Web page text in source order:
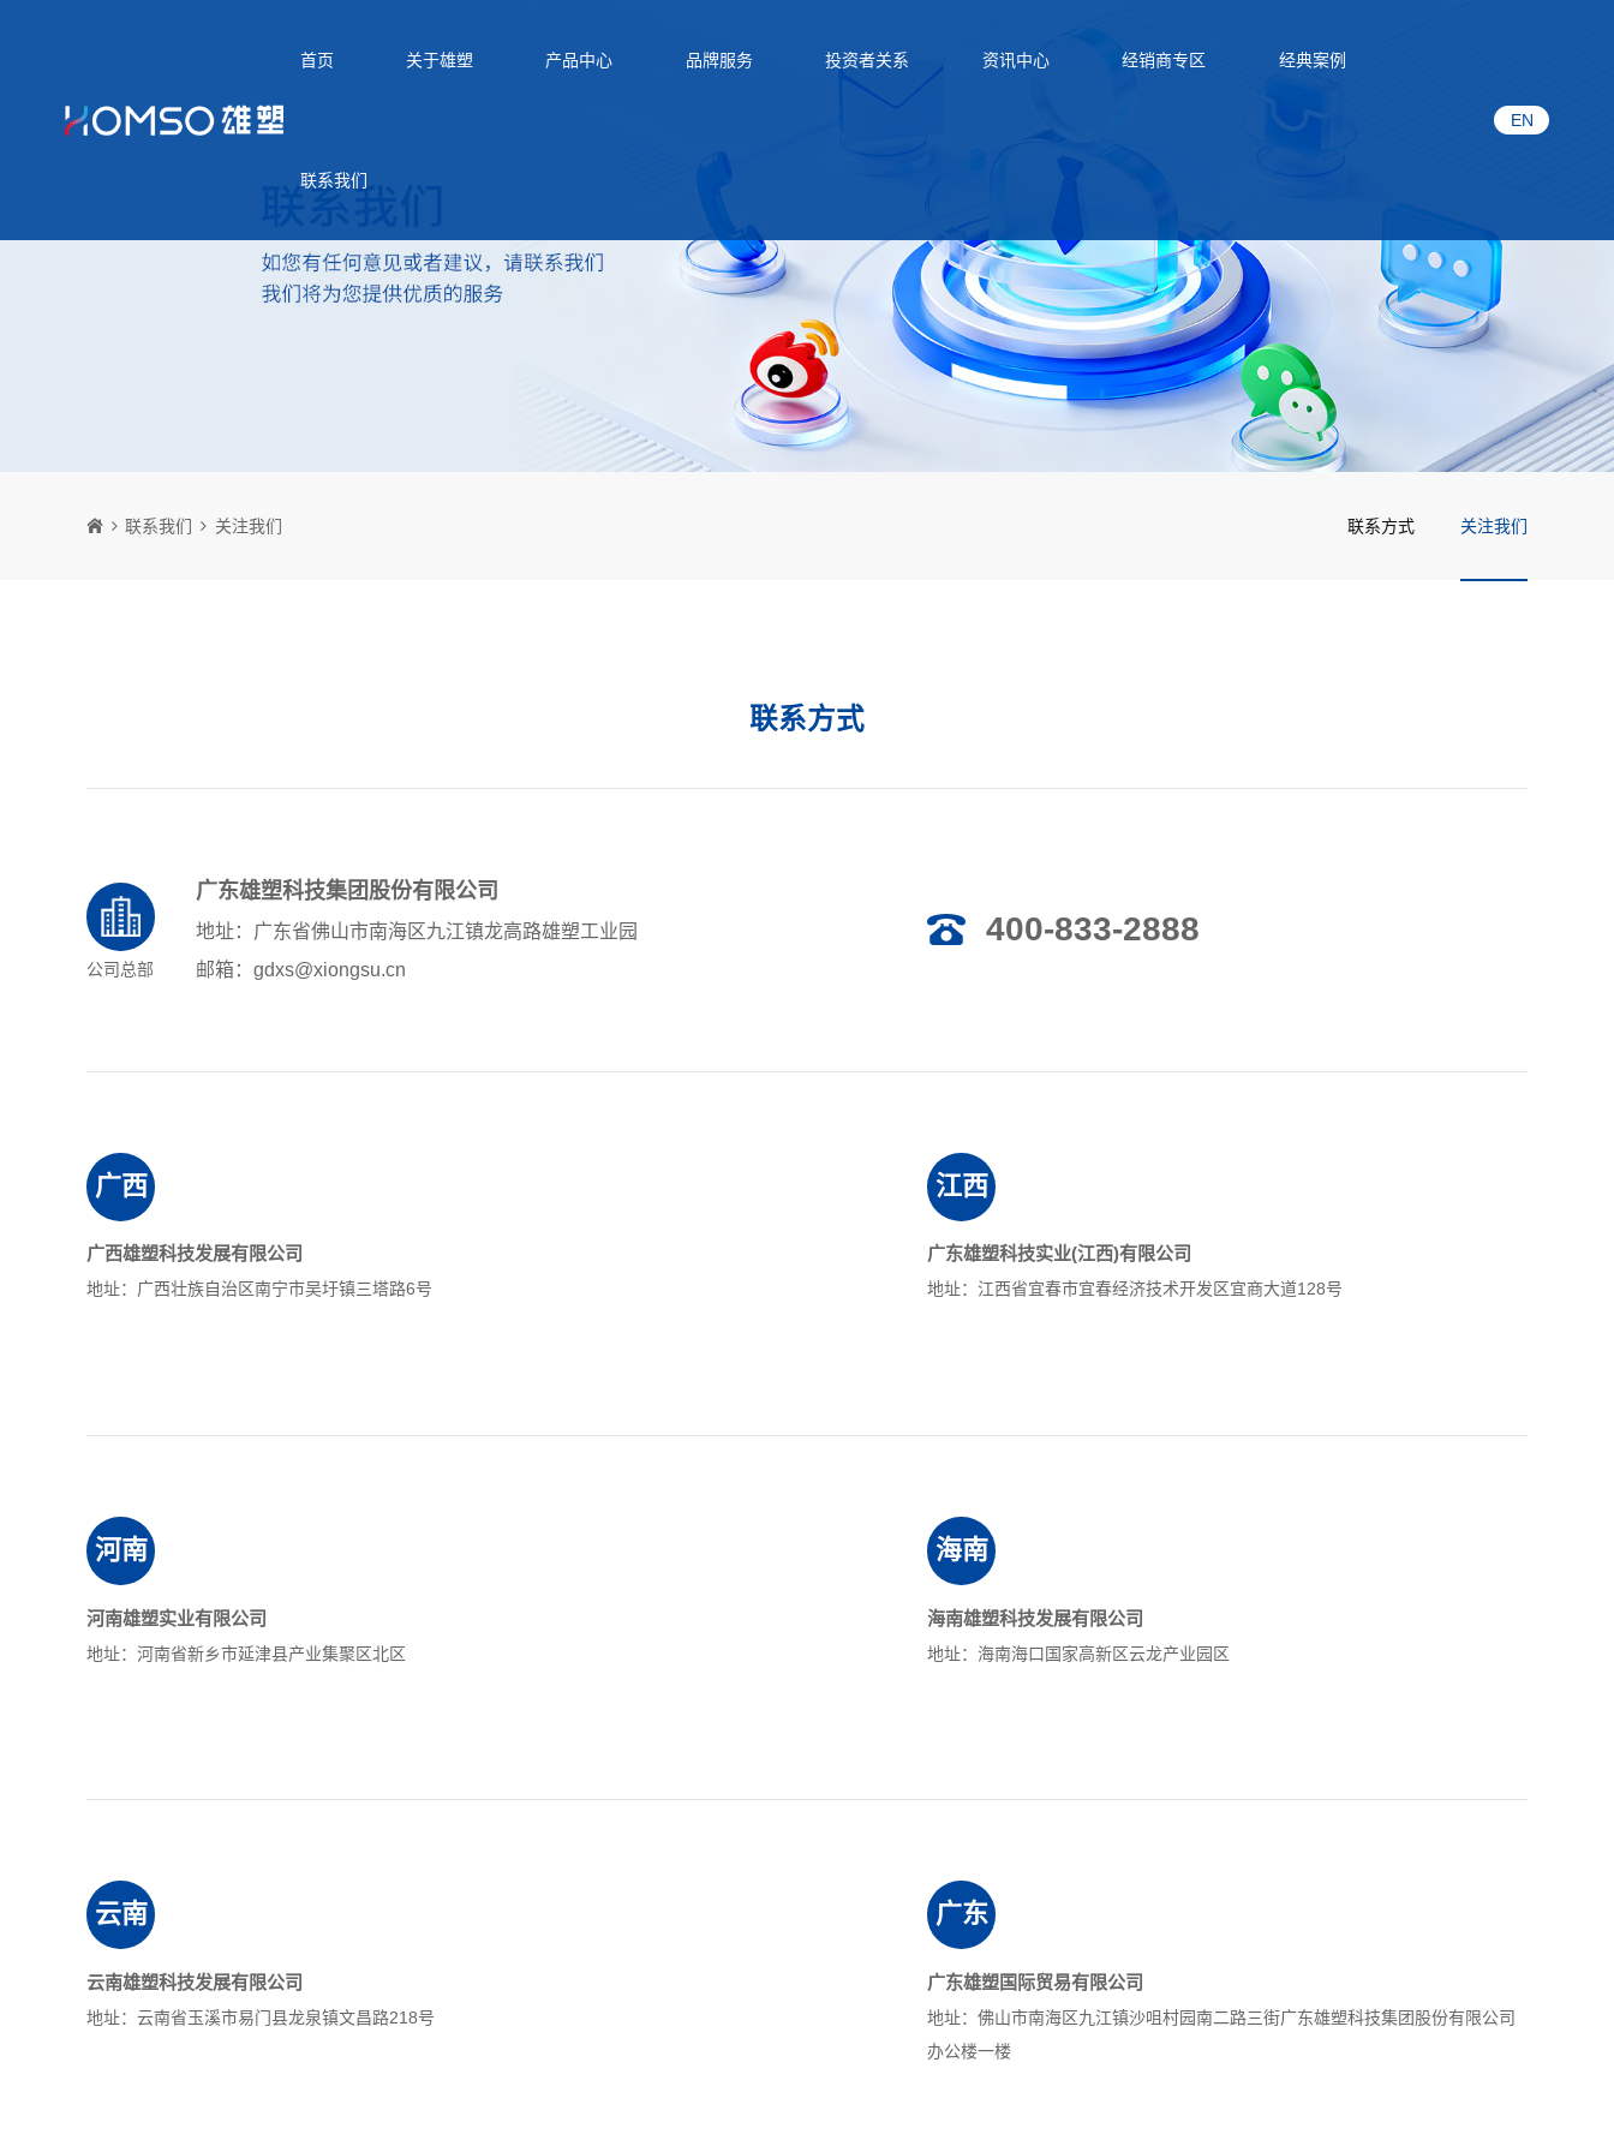
首页 关于雄塑 产品中心 品牌服务 投资者关系 资讯中心 经销商专区 经典案例
联系我们
EN
联系我们 关注我们 联系方式 关注我们
联系方式
公司总部
广东雄塑科技集团股份有限公司
地址：广东省佛山市南海区九江镇龙高路雄塑工业园
邮箱：gdxs@xiongsu.cn
400-833-2888
广西
广西雄塑科技发展有限公司
地址：广西壮族自治区南宁市吴圩镇三塔路6号
江西
广东雄塑科技实业(江西)有限公司
地址：江西省宜春市宜春经济技术开发区宜商大道128号
河南
河南雄塑实业有限公司
地址：河南省新乡市延津县产业集聚区北区
海南
海南雄塑科技发展有限公司
地址：海南海口国家高新区云龙产业园区
云南
云南雄塑科技发展有限公司
地址：云南省玉溪市易门县龙泉镇文昌路218号
广东
广东雄塑国际贸易有限公司
地址：佛山市南海区九江镇沙咀村园南二路三街广东雄塑科技集团股份有限公司
办公楼一楼